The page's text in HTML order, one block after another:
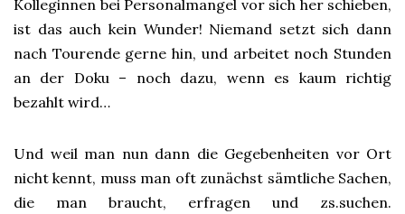
Kolleginnen bei Personalmangel vor sich her schieben,
ist das auch kein Wunder! Niemand setzt sich dann
nach Tourende gerne hin, und arbeitet noch Stunden
an der Doku – noch dazu, wenn es kaum richtig
bezahlt wird…
Und weil man nun dann die Gegebenheiten vor Ort
nicht kennt, muss man oft zunächst sämtliche Sachen,
die man braucht, erfragen und zs.suchen.